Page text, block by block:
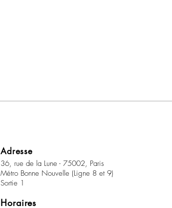
Adresse
36, rue de la Lune - 75002, Paris
Métro Bonne Nouvelle (Ligne 8 et 9)
Sortie 1
Horaires